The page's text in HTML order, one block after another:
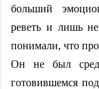
больший
реветь и лишь
понимали, что
Он не был
готовившемся